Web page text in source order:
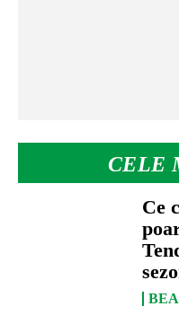
CELE
Ce